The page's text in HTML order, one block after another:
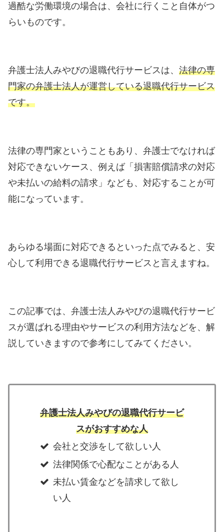
過酷な労働環境の場合は、会社に行くこと自体がつ
らいものです。
弁護士法人みやびの退職代行サービスは、 法律の専
門家の弁護士法人が運営している退職代行サービス
です。
法律の専門家ということもあり、弁護士でなければ
対応できないケース、例えば「損害賠償請求の対応
や未払いの給料の請求」なども、対応することが可
能になっています。
あらゆる場面に対応できるといった点でみると、安
心して利用できる退職代行サービスと言えますね。
この記事では、弁護士法人みやびの退職代行サービ
スが選ばれる理由やサービスの利用方法などを、解
説していきますので参考にしてみてください。
弁護士法人みやびの退職代行サービ
スがおすすめな人
会社と交渉をして欲しい人
法律関係で心配なことがある人
未払い賃金などを請求して欲し
い人